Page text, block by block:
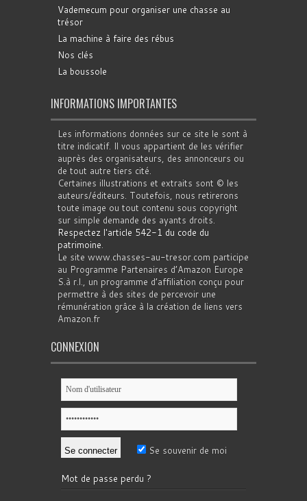
Vademecum pour organiser une chasse au
trésor
La machine à faire des rébus
Nos clés
La boussole
INFORMATIONS IMPORTANTES
Les informations données sur ce site le sont à
titre indicatif. Il vous appartient de les vérifier
auprès des organisateurs, des annonceurs ou
de tout autre tiers cité.
Certaines illustrations et extraits sont © les
auteurs/éditeurs. Toutefois, nous retirerons
toute image ou tout contenu sous copyright
sur simple demande des ayants droits.
Respectez l'article 542-1 du code du
patrimoine.
Le site www.chasses-au-tresor.com participe
au Programme Partenaires d’Amazon Europe
S.à r.l., un programme d’affiliation conçu pour
permettre à des sites de percevoir une
rémunération grâce à la création de liens vers
Amazon.fr
CONNEXION
Se souvenir de moi
Mot de passe perdu ?